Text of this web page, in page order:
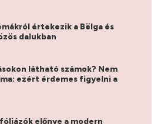
értekezik a Bëlga és
dalukban
látható számok? Nem
ezért érdemes figyelni a
előnye a modern